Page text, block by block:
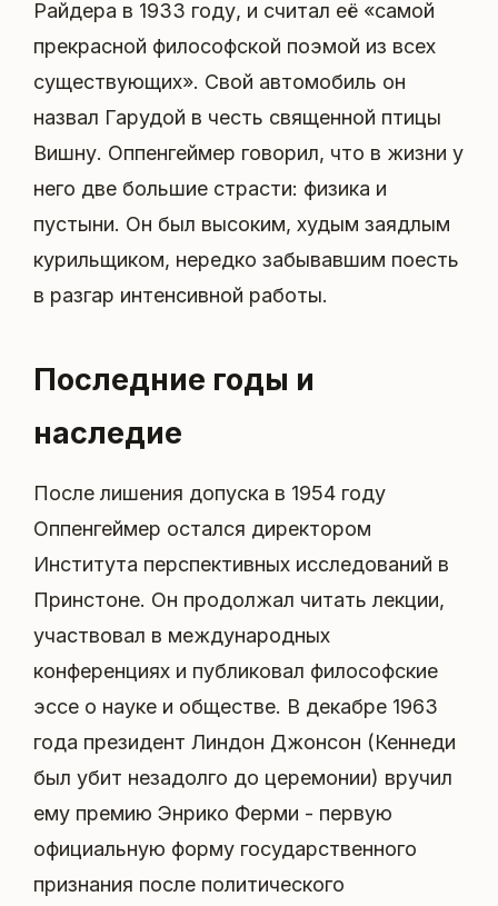
Райдера в 1933 году, и считал её «самой
прекрасной философской поэмой из всех
существующих». Свой автомобиль он
назвал Гарудой в честь священной птицы
Вишну. Оппенгеймер говорил, что в жизни у
него две большие страсти: физика и
пустыни. Он был высоким, худым заядлым
курильщиком, нередко забывавшим поесть
в разгар интенсивной работы.
Последние годы и
наследие
После лишения допуска в 1954 году
Оппенгеймер остался директором
Института перспективных исследований в
Принстоне. Он продолжал читать лекции,
участвовал в международных
конференциях и публиковал философские
эссе о науке и обществе. В декабре 1963
года президент Линдон Джонсон (Кеннеди
был убит незадолго до церемонии) вручил
ему премию Энрико Ферми - первую
официальную форму государственного
признания после политического